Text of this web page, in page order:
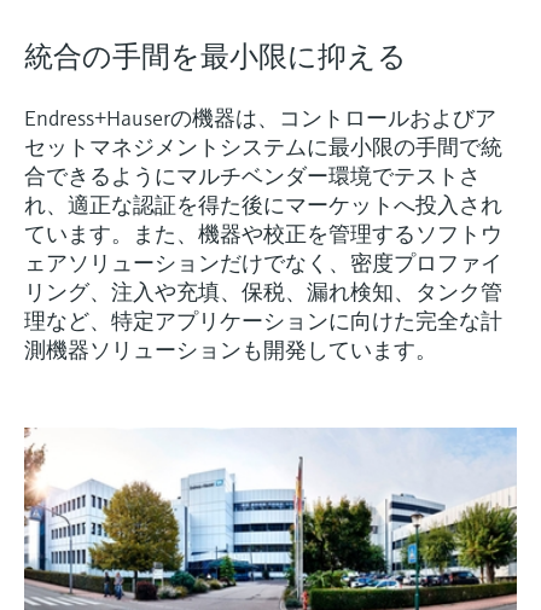
統合の手間を最小限に抑える
Endress+Hauserの機器は、コントロールおよびア
セットマネジメントシステムに最小限の手間で統
合できるようにマルチベンダー環境でテストさ
れ、適正な認証を得た後にマーケットへ投入され
ています。また、機器や校正を管理するソフトウ
ェアソリューションだけでなく、密度プロファイ
リング、注入や充填、保税、漏れ検知、タンク管
理など、特定アプリケーションに向けた完全な計
測機器ソリューションも開発しています。